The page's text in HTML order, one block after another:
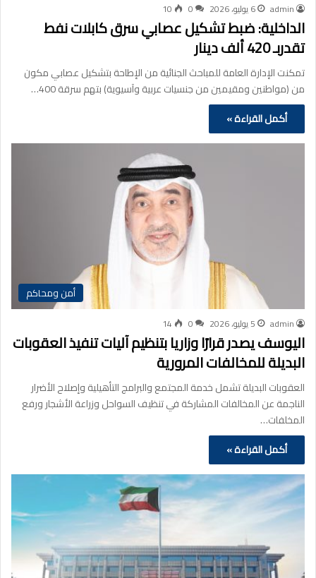
admin 6 يوليو، 2026 0
10
الداخلية: ضبط تشكيل عصابي سرق كابلات نفط
تقدربـ 420 ألف دينار
تمكنت الإدارة العامة للمباحث الجنائية من الإطاحة بتشكيل عصابي مكون
من (مواطنين ومقيمين من جنسيات عربية وآسيوية) بتهم سرقة 400…
أكمل القراءة »
أمن ومحاكم
admin 5 يوليو، 2026 0
14
اليوسف يصدر قرارًا وزاريا بتنظيم آليات تنفيذ العقوبات
البديلة للمخالفات المرورية
العقوبات البديلة تشمل خدمة المجتمع والبرامج التأهيلية وإصلاح الأضرار
الناجمة عن المخالفات المشاركة في تنظيف السواحل وزراعة الأشجار ورفع
المخلفات…
أكمل القراءة »